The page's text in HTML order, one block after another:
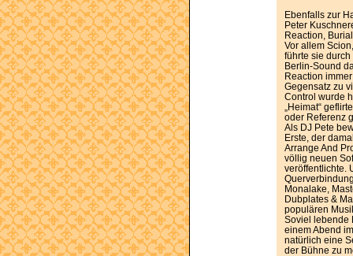
Ebenfalls zur
Peter
Reaction,
Vor allem
führte sie
Berlin-Sound
Reaction
Gegensatz zu
Control wurde
„Heimat“
oder Referenz
Als DJ Pete
Erste, der
Arrange And
völlig neuen
veröffentlichte.
Monalake,
Dubplates &
populären
Soviel lebende
einem Abend
natürlich eine
der Bühne zu